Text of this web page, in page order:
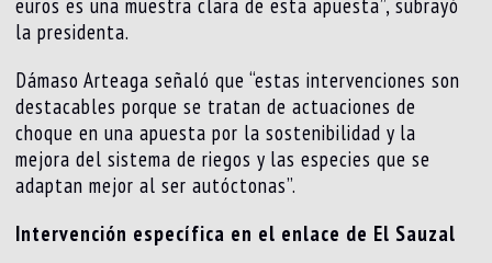
la presidenta.
Dámaso Arteaga señaló que “estas intervenciones son
destacables porque se tratan de actuaciones de
choque en una apuesta por la sostenibilidad y la
mejora del sistema de riegos y las especies que se
adaptan mejor al ser autóctonas”.
Intervención específica en el enlace de El Sauzal